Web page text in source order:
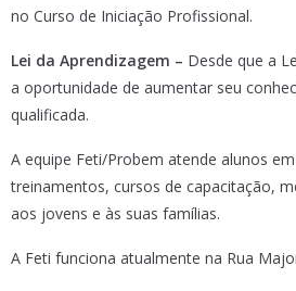
no Curso de Iniciação Profissional.
Lei da Aprendizagem – Desde que a
a oportunidade de aumentar seu
qualificada.
A equipe Feti/Probem atende alunos
treinamentos, cursos de capacitação,
aos jovens e às suas famílias.
A Feti funciona atualmente na Rua